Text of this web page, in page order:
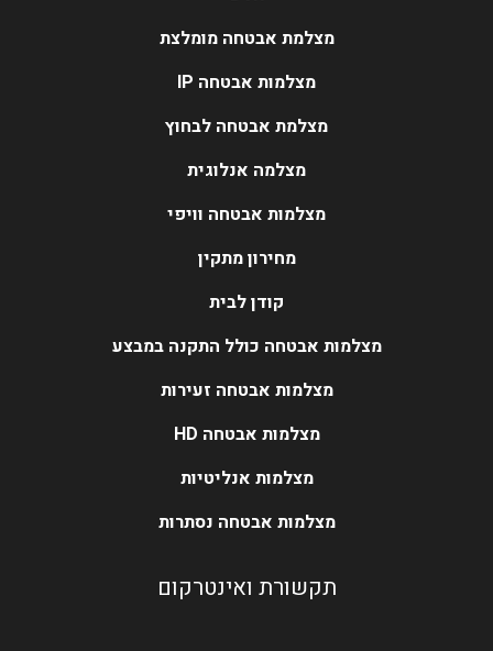
מצלמת אבטחה מומלצת
מצלמות אבטחה IP
מצלמת אבטחה לבחוץ
מצלמה אנלוגית
מצלמות אבטחה וויפי
מחירון מתקין
קודן לבית
מצלמות אבטחה כולל התקנה במבצע
מצלמות אבטחה זעירות
מצלמות אבטחה HD
מצלמות אנליטיות
מצלמות אבטחה נסתרות
תקשורת ואינטרקום